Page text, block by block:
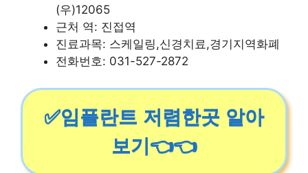
(우)12065
근처 역: 진접역
진료과목: 스케일링,신경치료,경기지역화폐
전화번호: 031-527-2872
✅임플란트 저렴한곳 알아
보기👈👈